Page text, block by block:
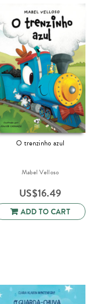
O trenzinho azul
Mabel Velloso
US$16.49
ADD TO CART